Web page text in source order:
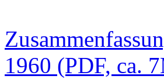
1960 (PDF, ca.